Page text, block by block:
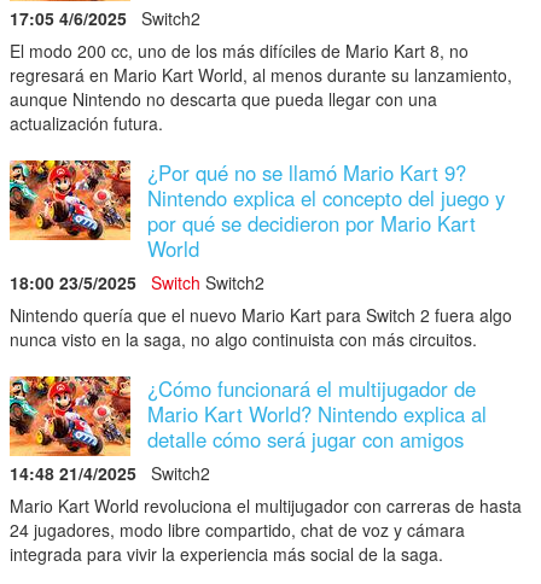
17:05 4/6/2025
Switch2
El modo 200 cc, uno de los más difíciles de Mario Kart 8, no
regresará en Mario Kart World, al menos durante su lanzamiento,
aunque Nintendo no descarta que pueda llegar con una
actualización futura.
¿Por qué no se llamó Mario Kart 9?
Nintendo explica el concepto del juego y
por qué se decidieron por Mario Kart
World
18:00 23/5/2025 Switch Switch2
Nintendo quería que el nuevo Mario Kart para Switch 2 fuera algo
nunca visto en la saga, no algo continuista con más circuitos.
¿Cómo funcionará el multijugador de
Mario Kart World? Nintendo explica al
detalle cómo será jugar con amigos
14:48 21/4/2025
Switch2
Mario Kart World revoluciona el multijugador con carreras de hasta
24 jugadores, modo libre compartido, chat de voz y cámara
integrada para vivir la experiencia más social de la saga.